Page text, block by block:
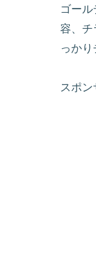
ゴー
容、チ
っかり
スポン